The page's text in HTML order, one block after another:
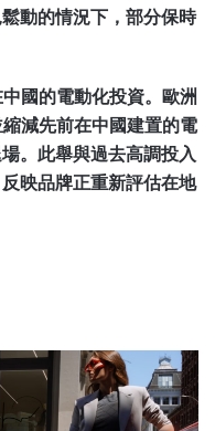
動的情況下，部分保時
國的電動化投資。歐洲
減先前在中國建置的電
。此舉與過去高調投入
映品牌正重新評估在地